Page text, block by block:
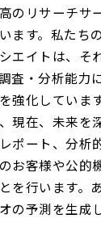
のリサーチサ
ます。私たち
エイトは、そ
査・分析能力
強化していま
現在、未来を
ポート、分析
お客様や公的
を行います。
の予測を生成